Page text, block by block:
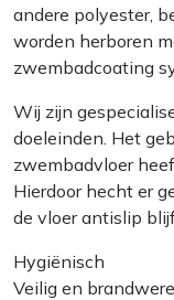
andere polyester,
worden herboren
zwembadcoating
Wij zijn
doeleinden. Het
zwembadvloer
Hierdoor hecht er
de vloer antislip
Hygiënisch
Veilig en